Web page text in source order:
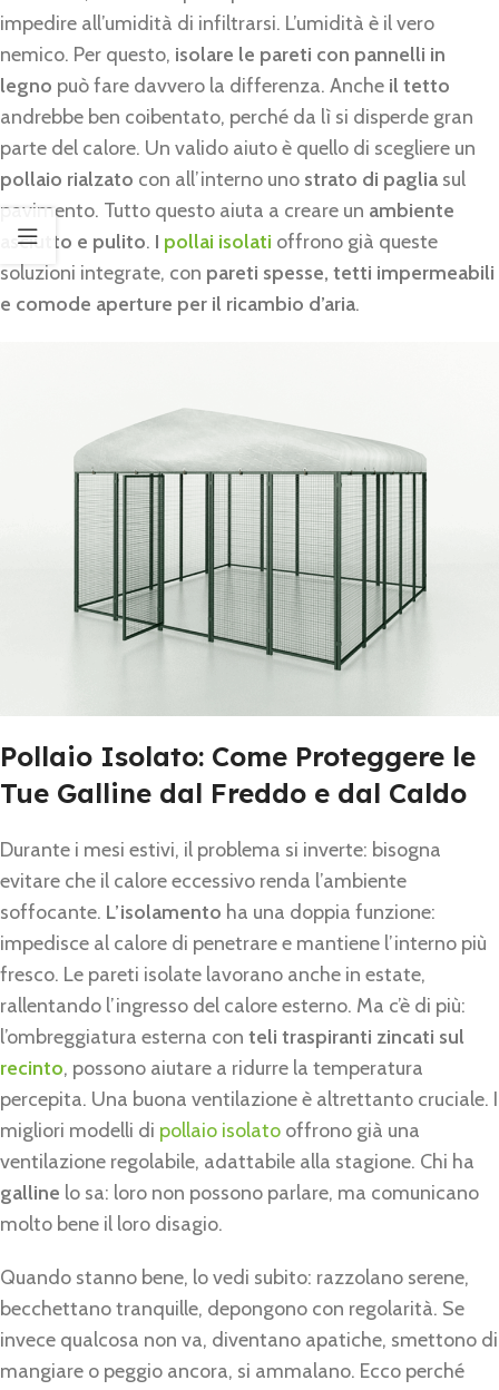
impedire all’umidità di infiltrarsi. L’umidità è il vero
nemico. Per questo, isolare le pareti con pannelli in
legno può fare davvero la differenza. Anche il tetto
andrebbe ben coibentato, perché da lì si disperde gran
parte del calore. Un valido aiuto è quello di scegliere un
pollaio rialzato con all’interno uno strato di paglia sul
pavimento. Tutto questo aiuta a creare un ambiente
asciutto e pulito. I pollai isolati offrono già queste
soluzioni integrate, con pareti spesse, tetti impermeabili
e comode aperture per il ricambio d’aria.
Pollaio Isolato: Come Proteggere le
Tue Galline dal Freddo e dal Caldo
Durante i mesi estivi, il problema si inverte: bisogna
evitare che il calore eccessivo renda l’ambiente
soffocante. L’isolamento ha una doppia funzione:
impedisce al calore di penetrare e mantiene l’interno più
fresco. Le pareti isolate lavorano anche in estate,
rallentando l’ingresso del calore esterno. Ma c’è di più:
l’ombreggiatura esterna con teli traspiranti zincati sul
recinto, possono aiutare a ridurre la temperatura
percepita. Una buona ventilazione è altrettanto cruciale. I
migliori modelli di pollaio isolato offrono già una
ventilazione regolabile, adattabile alla stagione. Chi ha
galline lo sa: loro non possono parlare, ma comunicano
molto bene il loro disagio.
Quando stanno bene, lo vedi subito: razzolano serene,
becchettano tranquille, depongono con regolarità. Se
invece qualcosa non va, diventano apatiche, smettono di
mangiare o peggio ancora, si ammalano. Ecco perché